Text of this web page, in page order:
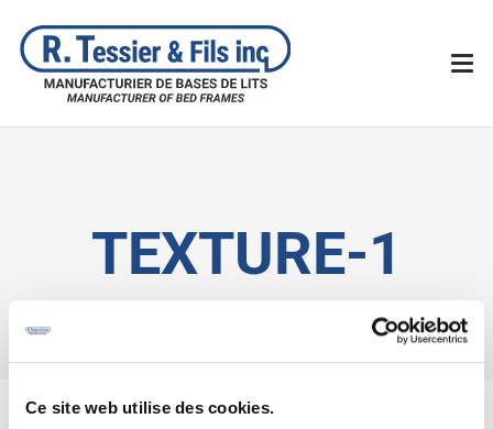
Ce site web utilise des cookies.
TEXTURE-1